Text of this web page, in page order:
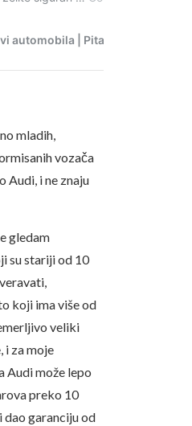
mladih,
vozača
Audi, i ne znaju
gledam
su stariji od 10
koji ima više od
veliki
i za moje
Audi može lepo
preko 10
dao garanciju od